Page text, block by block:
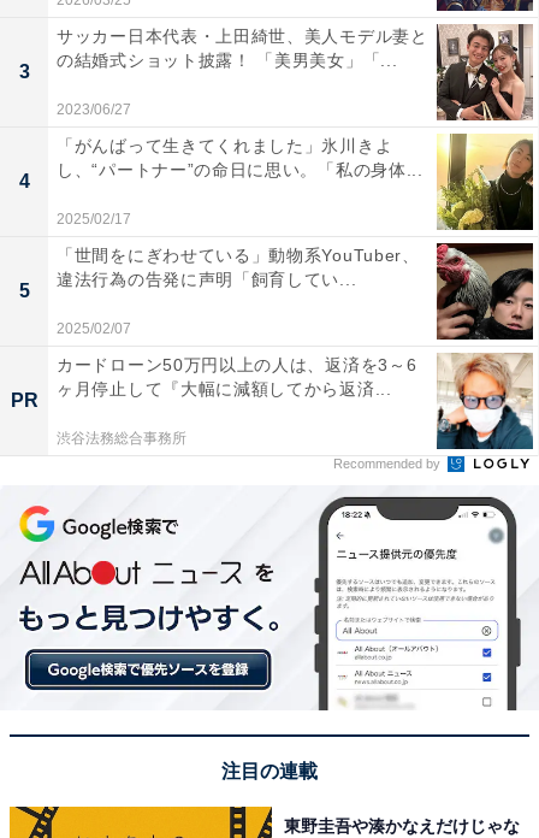
3
サッカー日本代表・上田綺世、美人モデル妻と
の結婚式ショット披露！ 「美男美女」「...
2023/06/27
4
「がんばって生きてくれました」氷川きよ
し、“パートナー”の命日に思い。「私の身体...
2025/02/17
5
「世間をにぎわせている」動物系YouTuber、
違法行為の告発に声明「飼育してい...
2025/02/07
PR
カードローン50万円以上の人は、返済を3～6
ヶ月停止して『大幅に減額してから返済...
渋谷法務総合事務所
Recommended by
注目の連載
東野圭吾や湊かなえだけじゃな